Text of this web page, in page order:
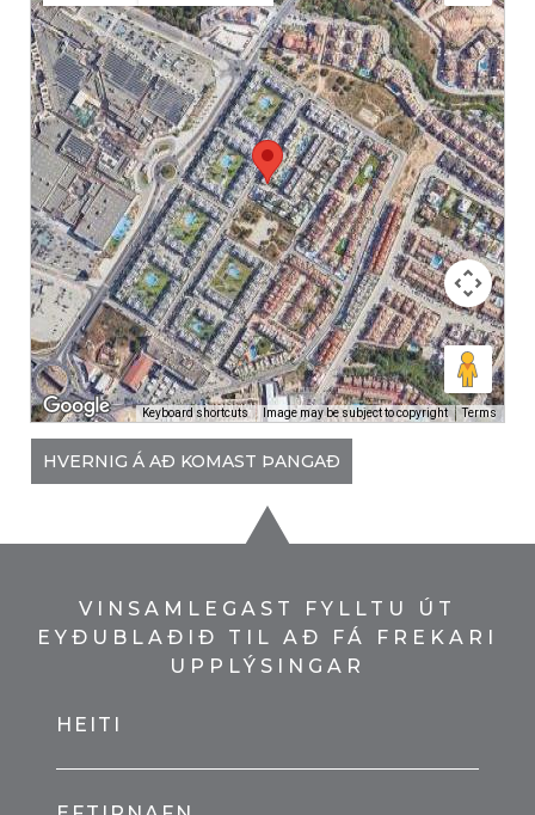
Keyboard shortcuts Image may be subject to copyright Terms
HVERNIG Á AÐ KOMAST ÞANGAÐ
VINSAMLEGAST FYLLTU ÚT
EYÐUBLAÐIÐ TIL AÐ FÁ FREKARI
UPPLÝSINGAR
HEITI